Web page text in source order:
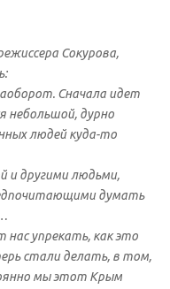
Сокурова,
Cначала идет
небольшой, дурно
людей куда-то
и другими людьми,
думать
нас упрекать, как это
стали делать, в том,
мы этот Крым